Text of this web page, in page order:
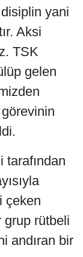
yani
Aksi
TSK
gelen
tarafından
çeken
grup rütbeli
andıran bir